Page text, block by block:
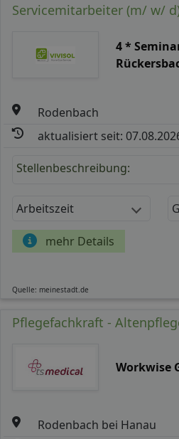
Servicemitarbeiter (m/ w/
4 *
Rodenbach
aktualisiert seit:
Stellenbeschreibung:
Arbeitszeit
mehr Details
Quelle: meinestadt.de
Pflegefachkraft -
Workwise
Rodenbach bei Hanau